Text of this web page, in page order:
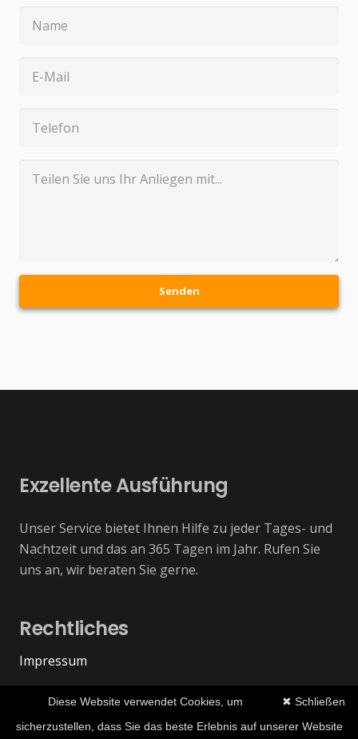
Senden
Exzellente Ausführung
Unser Service bietet Ihnen Hilfe zu jeder Tages- und
Nachtzeit und das an 365 Tagen im Jahr. Rufen Sie
uns an, wir beraten Sie gerne.
Rechtliches
Impressum
Datenschutzerklärung ✖ Schließen
Diese Website verwendet Cookies, um
sicherzustellen, dass Sie das beste Erlebnis auf unserer Website